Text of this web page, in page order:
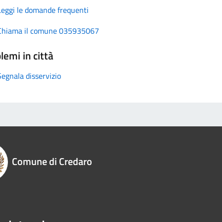
le domande frequenti
il comune 035935067
in città
disservizio
Comune di Credaro